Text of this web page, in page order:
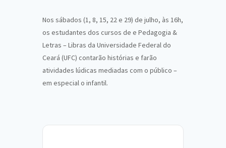
Nos sábados (1, 8, 15, 22 e 29) de julho, às 16h,
os estudantes dos cursos de e Pedagogia &
Letras – Libras da Universidade Federal do
Ceará (UFC) contarão histórias e farão
atividades lúdicas mediadas com o público –
em especial o infantil.